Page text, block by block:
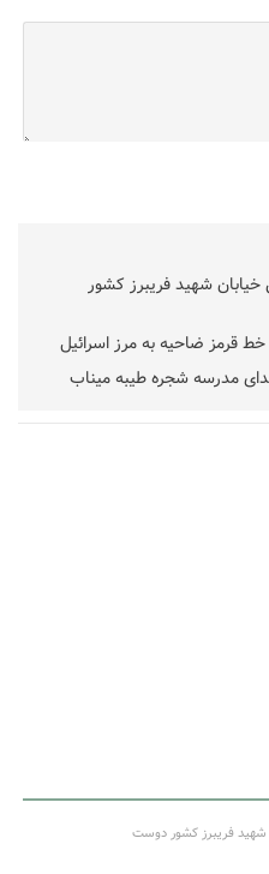
شهید فریبرز کشور
ضاحیه به مرز اسرائیل
مدرسه شجره طیبه میناب
شهید فریبرز کشور دوست